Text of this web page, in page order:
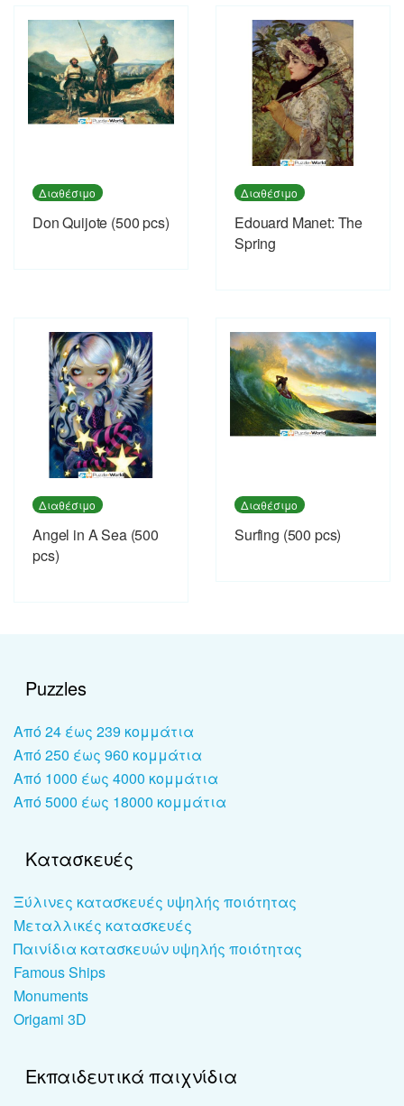
Διαθέσιμο
Don Quijote (500 pcs)
Διαθέσιμο
Εdouard Manet: The
Spring
Διαθέσιμο
Angel in A Sea (500
pcs)
Διαθέσιμο
Surfing (500 pcs)
Puzzles
Από 24 έως 239 κομμάτια
Από 250 έως 960 κομμάτια
Από 1000 έως 4000 κομμάτια
Από 5000 έως 18000 κομμάτια
Κατασκευές
Ξύλινες κατασκευές υψηλής ποιότητας
Μεταλλικές κατασκευές
Παινίδια κατασκευών υψηλής ποιότητας
Famous Ships
Monuments
Origami 3D
Εκπαιδευτικά παιχνίδια